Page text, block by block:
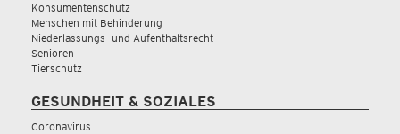
Konsumentenschutz
Menschen mit Behinderung
Niederlassungs- und Aufenthaltsrecht
Senioren
Tierschutz
GESUNDHEIT & SOZIALES
Coronavirus